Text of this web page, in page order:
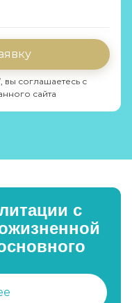
вы соглашаетесь с
сайта
с